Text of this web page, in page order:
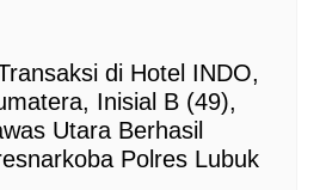
di Hotel INDO,
Inisial B (49),
Utara Berhasil
Polres Lubuk